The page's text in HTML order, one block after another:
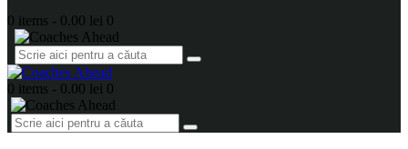
0 items - 0.00 lei 0
0 items - 0.00 lei 0